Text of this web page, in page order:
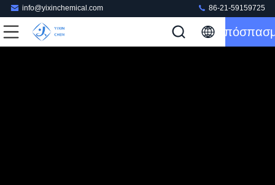
info@yixinchemical.com 86-21-59159725